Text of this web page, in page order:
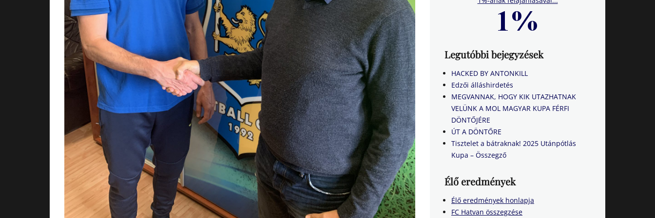
Legutóbbi bejegyzések
HACKED BY ANTONKILL
Edzői álláshirdetés
MEGVANNAK, HOGY KIK UTAZHATNAK
VELÜNK A MOL MAGYAR KUPA FÉRFI
DÖNTŐJÉRE
ÚT A DÖNTŐRE
Tisztelet a bátraknak! 2025 Utánpótlás
Kupa – Összegző
Élő eredmények
Élő eredmények honlapja
FC Hatvan összegzése